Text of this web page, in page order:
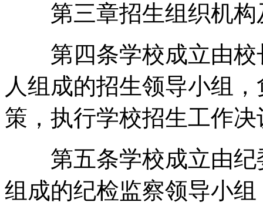
第三章招生组织机构
第四条学校成立由校
人组成的招生领导小组
策，执行学校招生工作
第五条学校成立由纪
组成的纪检监察领导小